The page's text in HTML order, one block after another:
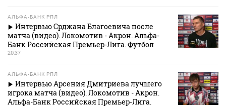
АЛЬФА-БАНК РПЛ
Интервью Срджана Благоевича после
матча (видео). Локомотив - Акрон. Альфа-
Банк Российская Премьер-Лига. Футбол
20:37
АЛЬФА-БАНК РПЛ
Интервью Арсения Дмитриева лучшего
игрока матча (видео). Локомотив - Акрон.
Альфа-Банк Российская Премьер-Лига.